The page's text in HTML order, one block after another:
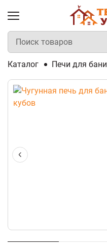
Каталог Печи для бани